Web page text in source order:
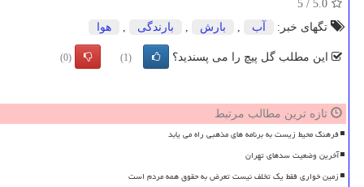
5.0
/
5
تگهای خبر:
آب , بارش , بارندگی , هوا
این مطلب گل پیچ را می پسندید؟ (1)
(0)
تازه ترین مطالب مرتبط
فرهنگ محیط زیست به برنامه های مذهبی راه می یابد
آخرین وضعیت سدهای تهران
زمین خواری فقط یک تخلف نیست تعرض به حقوق همه مردم است